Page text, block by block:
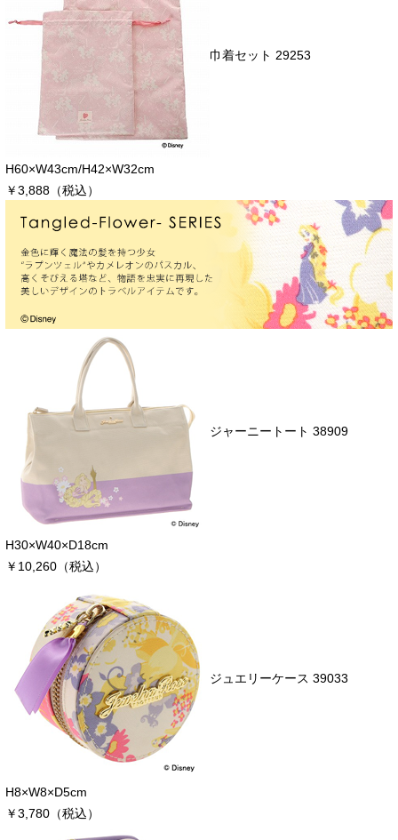
巾着セット 29253
H60×W43cm/H42×W32cm
￥3,888（税込）
ジャーニートート 38909
H30×W40×D18cm
￥10,260（税込）
ジュエリーケース 39033
H8×W8×D5cm
￥3,780（税込）